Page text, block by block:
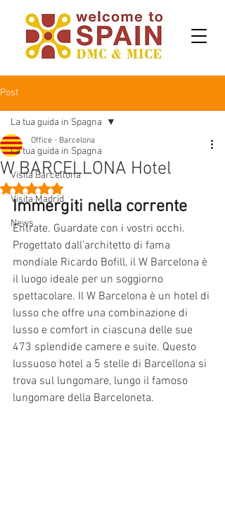
Post
La tua guida in Spagna
Visita Barcellona
Visita Madrid
News
La tua guida in Spagna
W BARCELLONA Hotel
Office - Barcelona
Valutazione NaN stelle su 5.
Immergiti nella corrente
Entrate. Guardate con i vostri occhi.
Progettato dall'architetto di fama
mondiale Ricardo Bofill, il W Barcelona è
il luogo ideale per un soggiorno
spettacolare. Il W Barcelona è un hotel di
lusso che offre una combinazione di
lusso e comfort in ciascuna delle sue
473 splendide camere e suite. Questo
lussuoso hotel a 5 stelle di Barcellona si
trova sul lungomare, lungo il famoso
lungomare della Barceloneta.